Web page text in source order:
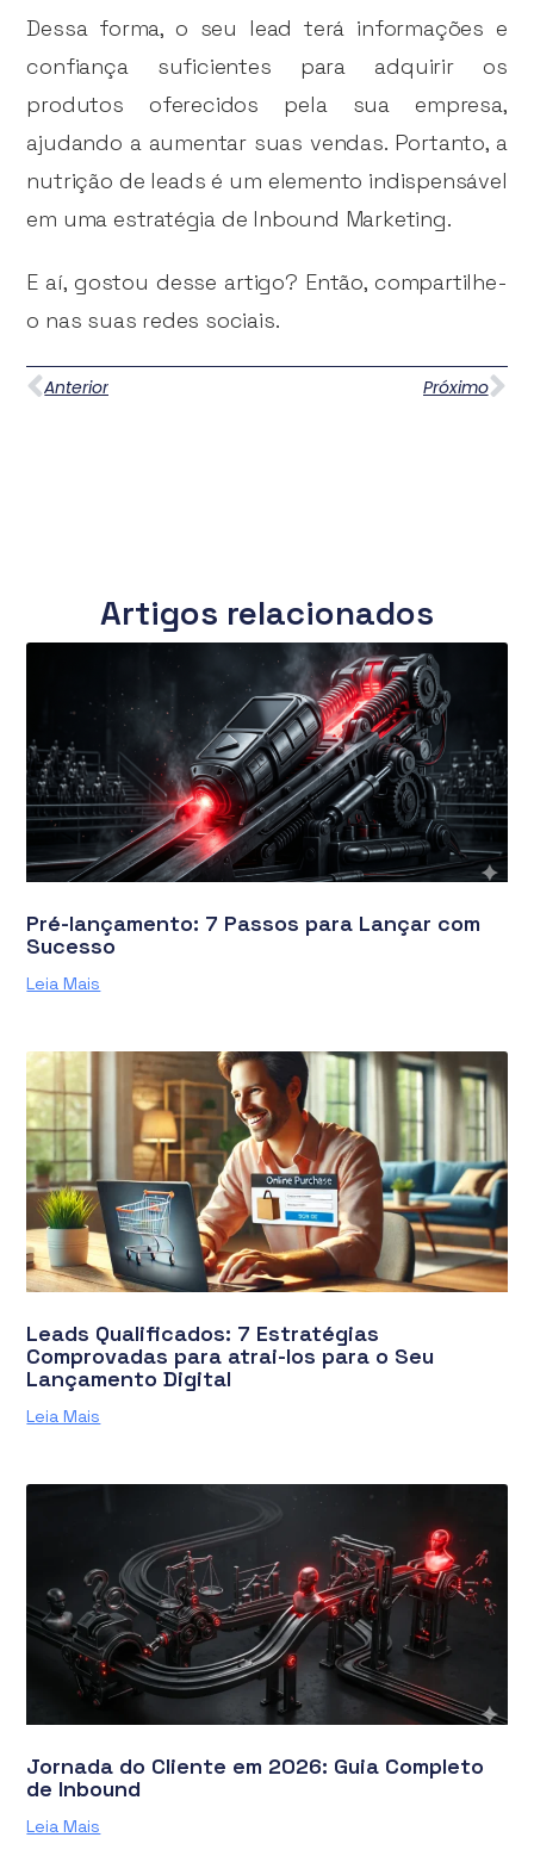
Dessa forma, o seu lead terá informações e
confiança suficientes para adquirir os
produtos oferecidos pela sua empresa,
ajudando a aumentar suas vendas. Portanto, a
nutrição de leads é um elemento indispensável
em uma estratégia de Inbound Marketing.
E aí, gostou desse artigo? Então, compartilhe-
o nas suas redes sociais.
Anterior Próximo
Artigos relacionados
Pré-lançamento: 7 Passos para Lançar com
Sucesso
Leia Mais
Leads Qualificados: 7 Estratégias
Comprovadas para atrai-los para o Seu
Lançamento Digital
Leia Mais
Jornada do Cliente em 2026: Guia Completo
de Inbound
Leia Mais